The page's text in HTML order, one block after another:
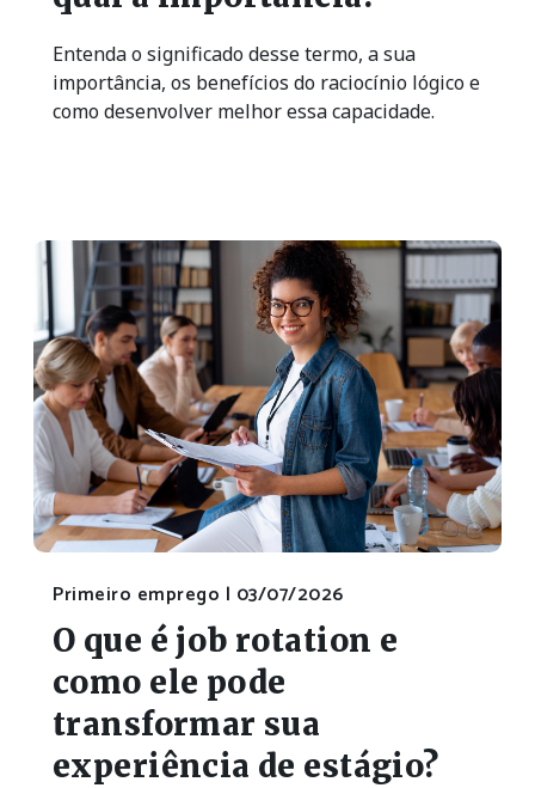
Entenda o significado desse termo, a sua
importância, os benefícios do raciocínio lógico e
como desenvolver melhor essa capacidade.
Primeiro emprego | 03/07/2026
O que é job rotation e
como ele pode
transformar sua
experiência de estágio?